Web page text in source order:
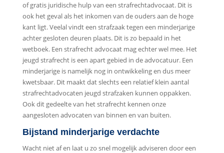
of gratis juridische hulp van een strafrechtadvocaat. Dit is
ook het geval als het inkomen van de ouders aan de hoge
kant ligt. Veelal vindt een strafzaak tegen een minderjarige
achter gesloten deuren plaats. Dit is zo bepaald in het
wetboek. Een strafrecht advocaat mag echter wel mee. Het
jeugd strafrecht is een apart gebied in de advocatuur. Een
minderjarige is namelijk nog in ontwikkeling en dus meer
kwetsbaar. Dit maakt dat slechts een relatief klein aantal
strafrechtadvocaten jeugd strafzaken kunnen oppakken.
Ook dit gedeelte van het strafrecht kennen onze
aangesloten advocaten van binnen en van buiten.
Bijstand minderjarige verdachte
Wacht niet af en laat u zo snel mogelijk adviseren door een